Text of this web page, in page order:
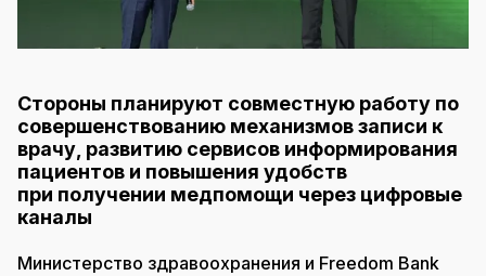
Стороны планируют совместную работу по
совершенствованию механизмов записи к
врачу, развитию сервисов информирования
пациентов и повышения удобств
при получении медпомощи через цифровые
каналы
Министерство здравоохранения и Freedom Bank